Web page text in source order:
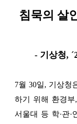
침묵의 살
- 기상청,
7월 30일, 기상청
하기 위해 환경부
서울대 등 학·관·